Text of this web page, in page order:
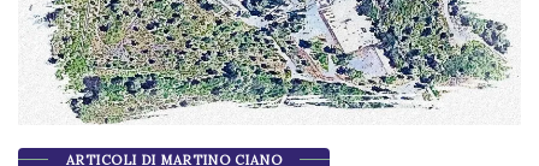
ARTICOLI DI MARTINO CIANO